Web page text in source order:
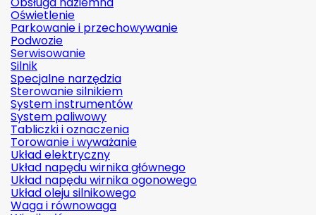
Oświetlenie
Parkowanie i przechowywanie
Podwozie
Serwisowanie
Silnik
Specjalne narzędzia
Sterowanie silnikiem
System instrumentów
System paliwowy
Tabliczki i oznaczenia
Torowanie i wyważanie
Układ elektryczny
Układ napędu wirnika głównego
Układ napędu wirnika ogonowego
Układ oleju silnikowego
Waga i równowaga